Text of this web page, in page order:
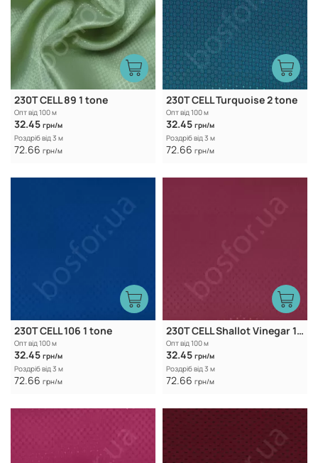
230T CELL 89 1 tone
Опт від 100 м
32.45 грн/м
Роздріб від 3 м
72.66 грн/м
230T CELL Turquoise 2 tone
Опт від 100 м
32.45 грн/м
Роздріб від 3 м
72.66 грн/м
230T CELL 106 1 tone
Опт від 100 м
32.45 грн/м
Роздріб від 3 м
72.66 грн/м
230T CELL Shallot Vinegar 1 tone
Опт від 100 м
32.45 грн/м
Роздріб від 3 м
72.66 грн/м